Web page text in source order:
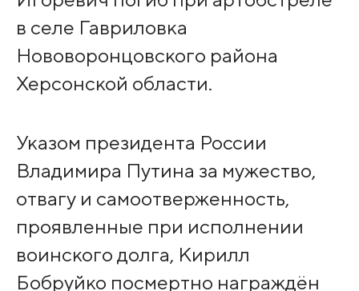
в селе Гавриловка
Нововоронцовского района
Херсонской области.
Указом президента России
Владимира Путина за мужество,
отвагу и самоотверженность,
проявленные при исполнении
воинского долга, Кирилл
Бобруйко посмертно награждён